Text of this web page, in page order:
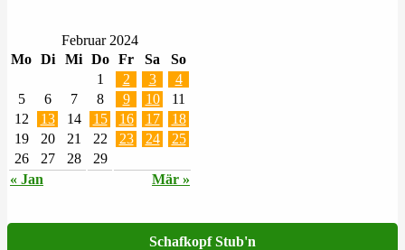
Februar 2024
Mo Di Mi Do Fr Sa So
« Jan Mär »
1 2 3
4
5
6 7 8 9 10
11
12
13 14 15 16 17
18
19
20 21 22 23 24
25
26
27 28 29
Schafkopf Stub'n